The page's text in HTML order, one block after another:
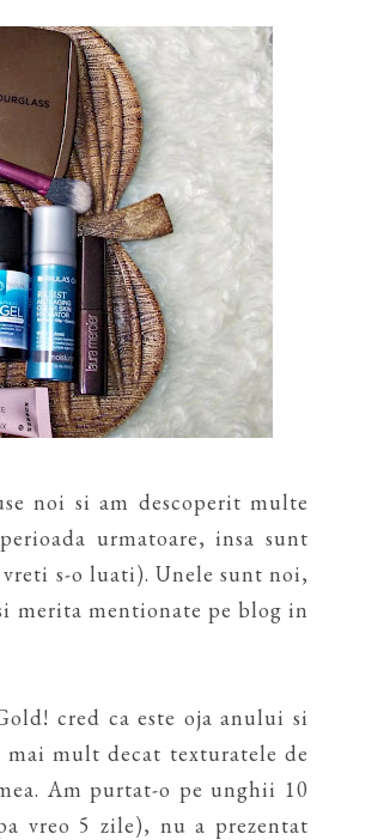
noi si am descoperit multe
urmatoare, insa sunt
s-o luati). Unele sunt noi,
merita mentionate pe blog in
cred ca este oja anului si
mai mult decat texturatele de
Am purtat-o pe unghii 10
vreo 5 zile), nu a prezentat